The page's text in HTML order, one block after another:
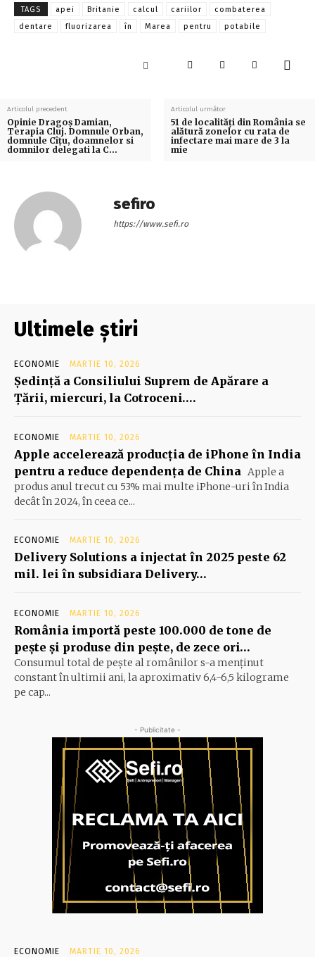
TAGS apei Britanie calcul cariilor
combaterea
dentare
fluorizarea în Marea pentru potabile
Articolul precedent
Opinie Dragoş Damian,
Terapia Cluj. Domnule Orban,
domnule Cîţu, doamnelor si
domnilor delegati la C…
Articolul următor
51 de localităţi din România se
alătură zonelor cu rata de
infectare mai mare de 3 la
mie
sefiro
https://www.sefi.ro
Ultimele știri
ECONOMIE MARTIE 10, 2026
Şedinţă a Consiliului Suprem de Apărare a
Ţării, miercuri, la Cotroceni….
ECONOMIE MARTIE 10, 2026
Apple accelerează producția de iPhone în India
pentru a reduce dependența de China Apple a
produs anul trecut cu 53% mai multe iPhone-uri în India
decât în 2024, în ceea ce...
ECONOMIE MARTIE 10, 2026
Delivery Solutions a injectat în 2025 peste 62
mil. lei în subsidiara Delivery…
ECONOMIE MARTIE 10, 2026
România importă peste 100.000 de tone de
peşte şi produse din peşte, de zece ori…
Consumul total de peşte al ro­mâ­nilor s-a menţinut
constant în ul­timii ani, la aproximativ 6,4-6,5 ki­lograme
pe cap...
- Publicitate -
ECONOMIE MARTIE 10, 2026